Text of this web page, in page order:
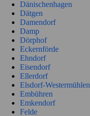
Dänischenhagen
Dätgen
Damendorf
Damp
Dörphof
Eckernförde
Ehndorf
Eisendorf
Ellerdorf
Elsdorf-Westermühlen
Embühren
Emkendorf
Felde